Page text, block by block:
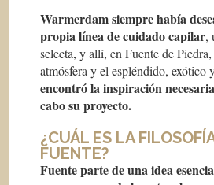
Warmerdam siempre había
propia línea de cuidado capilar,
selecta, y allí, en Fuente de
atmósfera y el espléndido, exótico
encontró la inspiración
cabo su proyecto.
¿CUÁL ES LA
FUENTE?
Fuente parte de una idea